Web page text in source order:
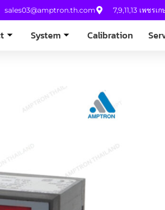
sales03@amptron.th.com 7,9,11,13 เพชร
System Calibration